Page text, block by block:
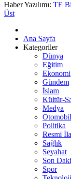
Haber Yazılımı: TE
Üst
Ana Sayfa
Kategoriler
Dünya
Eğitim
Ekonomi
Gündem
İslam
Kültür-
Medya
Otomobil
Politika
Resmi
Sağlık
Seyahat
Son
Spor